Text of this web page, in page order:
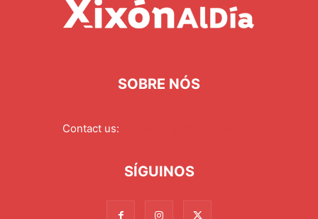
SOBRE NÓS
Contact us:
SÍGUINOS